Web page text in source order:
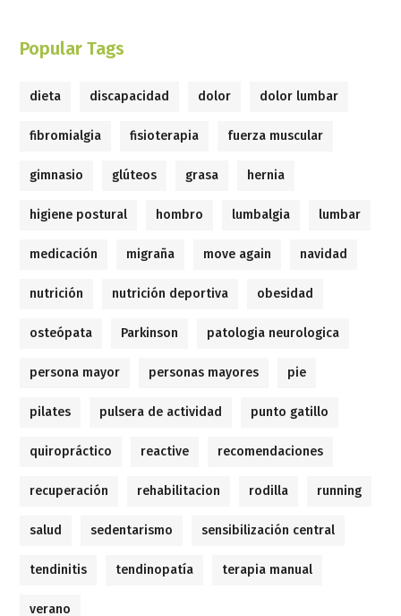
Popular Tags
dieta discapacidad dolor dolor lumbar
fibromialgia fisioterapia fuerza muscular
gimnasio glúteos grasa hernia
higiene postural hombro lumbalgia lumbar
medicación migraña move again navidad
nutrición nutrición deportiva obesidad
osteópata Parkinson patologia neurologica
persona mayor personas mayores pie
pilates pulsera de actividad punto gatillo
quiropráctico reactive recomendaciones
recuperación rehabilitacion rodilla running
salud sedentarismo sensibilización central
tendinitis tendinopatía terapia manual
verano